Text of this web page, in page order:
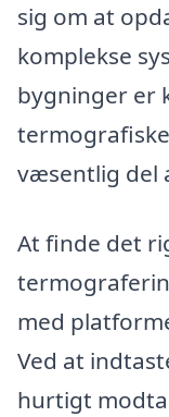
sig om at
komplekse
bygninger er
væsentlig del
At finde det
med
Ved at
hurtigt